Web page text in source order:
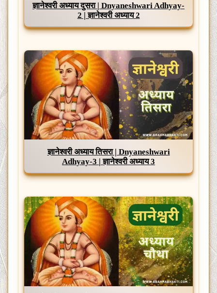
ज्ञानेश्वरी अध्याय दुसरा | Dnyaneshwari Adhyay-
2 | ज्ञानेश्वरी अध्याय 2
ज्ञानेश्वरी अध्याय तिसरा | Dnyaneshwari
Adhyay-3 | ज्ञानेश्वरी अध्याय 3